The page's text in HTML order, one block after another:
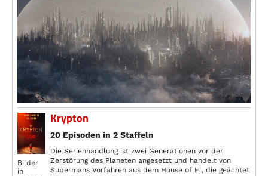
Bilder
in
Krypton
20 Episoden in 2 Staffeln
Die Serienhandlung ist zwei Generationen vor der
Zerstörung des Planeten angesetzt und handelt von
Supermans Vorfahren aus dem House of El, die geächtet